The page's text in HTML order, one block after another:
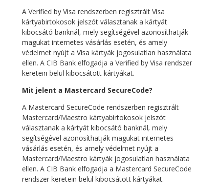
A Verified by Visa rendszerben regisztrált Visa
kártyabirtokosok jelszót választanak a kártyát
kibocsátó banknál, mely segítségével azonosíthatják
magukat internetes vásárlás esetén, és amely
védelmet nyújt a Visa kártyák jogosulatlan használata
ellen. A CIB Bank elfogadja a Verified by Visa rendszer
keretein belül kibocsátott kártyákat.
Mit jelent a Mastercard SecureCode?
A Mastercard SecureCode rendszerben regisztrált
Mastercard/Maestro kártyabirtokosok jelszót
választanak a kártyát kibocsátó banknál, mely
segítségével azonosíthatják magukat internetes
vásárlás esetén, és amely védelmet nyújt a
Mastercard/Maestro kártyák jogosulatlan használata
ellen. A CIB Bank elfogadja a Mastercard SecureCode
rendszer keretein belül kibocsátott kártyákat.